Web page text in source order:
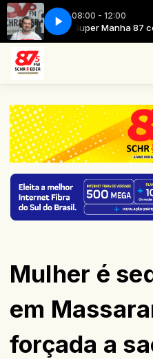
08:00 - 12:00
Super Manha 87 com
Mulher é
em
forçada a